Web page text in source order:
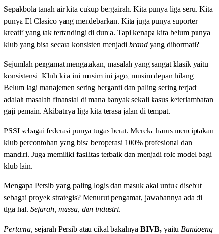
Sepakbola tanah air kita cukup bergairah. Kita punya liga seru. Kita
punya El Clasico yang mendebarkan. Kita juga punya suporter
kreatif yang tak tertandingi di dunia. Tapi kenapa kita belum punya
klub yang bisa secara konsisten menjadi brand yang dihormati?
Sejumlah pengamat mengatakan, masalah yang sangat klasik yaitu
konsistensi. Klub kita ini musim ini jago, musim depan hilang.
Belum lagi manajemen sering berganti dan paling sering terjadi
adalah masalah finansial di mana banyak sekali kasus keterlambatan
gaji pemain. Akibatnya liga kita terasa jalan di tempat.
PSSI sebagai federasi punya tugas berat. Mereka harus menciptakan
klub percontohan yang bisa beroperasi 100% profesional dan
mandiri. Juga memiliki fasilitas terbaik dan menjadi role model bagi
klub lain.
Mengapa Persib yang paling logis dan masuk akal untuk disebut
sebagai proyek strategis? Menurut pengamat, jawabannya ada di
tiga hal. Sejarah, massa, dan industri.
Pertama, sejarah Persib atau cikal bakalnya BIVB, yaitu Bandoeng